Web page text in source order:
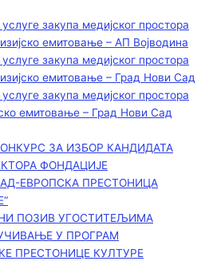
закупа медијског простора
емитовање – АП Војводинa
закупа медијског простора
емитовање – Град Нови Сад
закупа медијског простора
емитовање – Град Нови Сад
ЗА ИЗБОР КАНДИДАТА
ФОНДАЦИЈЕ
ЕВРОПСКА ПРЕСТОНИЦА
ПОЗИВ УГОСТИТЕЉИМА
У ПРОГРАМ
ПРЕСТОНИЦЕ КУЛТУРЕ